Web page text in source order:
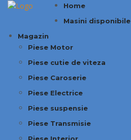
Home
Masini disponibile
Magazin
Piese Motor
Piese cutie de viteza
Piese Caroserie
Piese Electrice
Piese suspensie
Piese Transmisie